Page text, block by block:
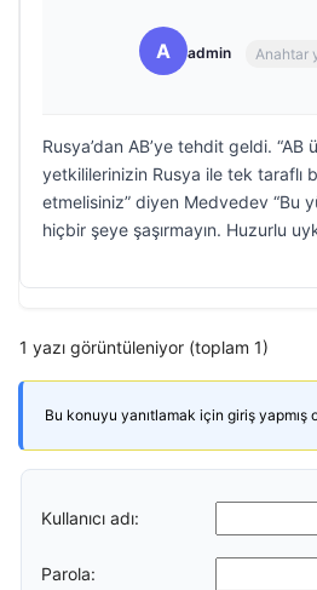
A admin Anahtar
Rusya’dan AB’ye tehdit geldi. “AB
yetkililerinizin Rusya ile tek taraflı
etmelisiniz” diyen Medvedev “Bu
hiçbir şeye şaşırmayın. Huzurlu
1 yazı görüntüleniyor (toplam 1)
Bu konuyu yanıtlamak için giriş yapmış
Kullanıcı adı:
Parola: